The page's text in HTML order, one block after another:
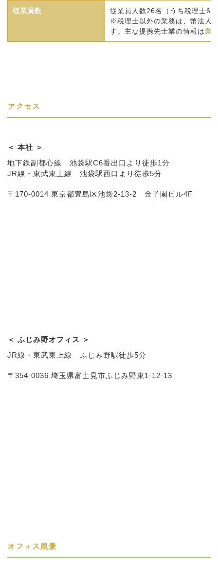
従業員数
従業員人数26名（うち税理士6
※税理士以外の業務は、幣法人
す。主な提携先士業の情報は業
アクセス
＜ 本社 ＞
地下鉄副都心線 池袋駅C6番出口より徒歩1分
JR線・東武東上線 池袋駅西口より徒歩5分
〒170-0014 東京都豊島区池袋2-13-2 金子園ビル4F
＜ ふじみ野オフィス ＞
JR線・東武東上線 ふじみ野駅徒歩5分
〒354-0036 埼玉県富士見市ふじみ野東1-12-13
オフィス風景